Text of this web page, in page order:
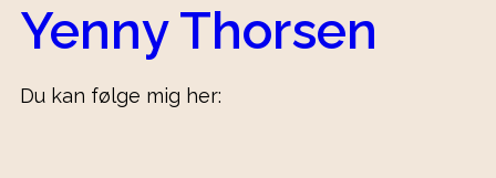
Yenny Thorsen
Du kan følge mig her: